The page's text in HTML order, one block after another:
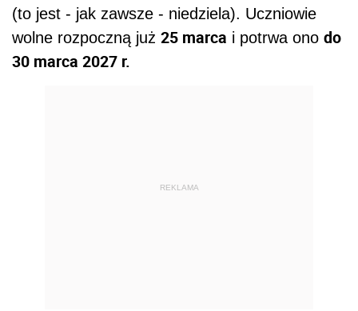
(to jest - jak zawsze - niedziela). Uczniowie
wolne rozpoczną już 25 marca i potrwa ono do
30 marca 2027 r.
REKLAMA